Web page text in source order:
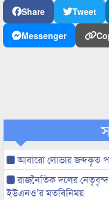
Share Tweet
Messenger
আবারো লোভার জব্দকৃত
রাজনৈতিক দলের
ইউএনও’র মতবিনিময়